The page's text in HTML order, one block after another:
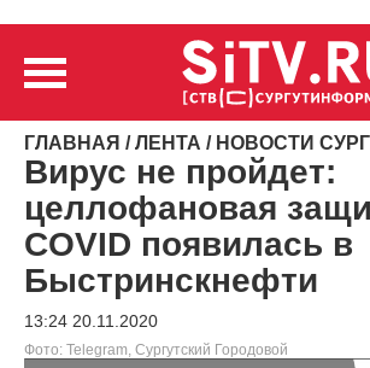
ГЛАВНАЯ /ЛЕНТА / НОВОСТИ
Вирус не пройдет:
целлофановая
COVID появилась в
Быстринскнефти
13:24 20.11.2020
Фото: Telegram, Сургутский Городовой